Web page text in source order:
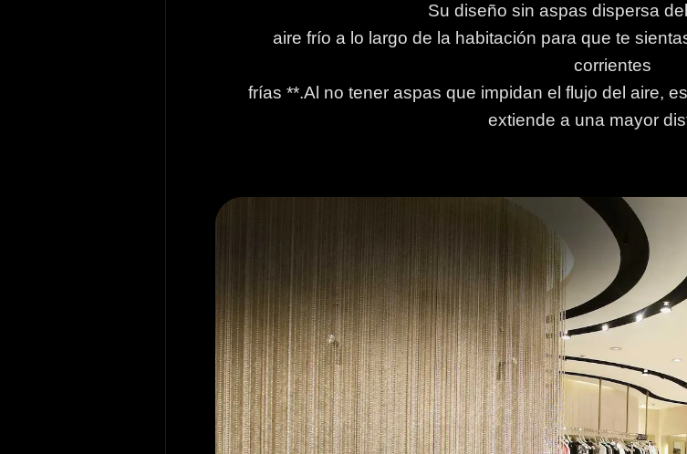
Su diseño sin aspas dispersa
aire frío a lo largo de la habitación para que te
corrientes
frías **.Al no tener aspas que impidan el flujo del aire,
extiende a una mayor